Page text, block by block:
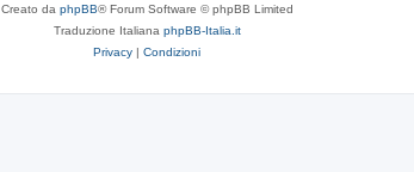
Creato da phpBB® Forum Software © phpBB Limited
Traduzione Italiana phpBB-Italia.it
Privacy | Condizioni